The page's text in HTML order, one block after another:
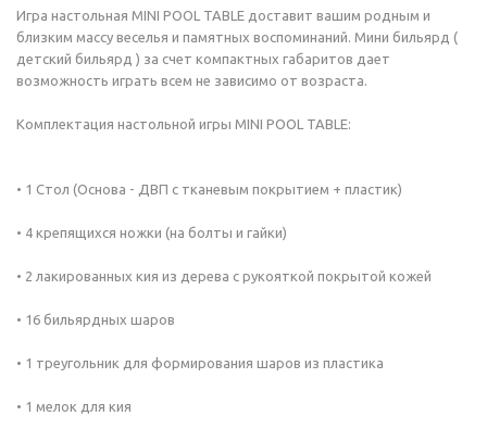
Игра настольная MINI POOL TABLE доставит вашим родным и
близким массу веселья и памятных воспоминаний. Мини бильярд (
детский бильярд ) за счет компактных габаритов дает
возможность играть всем не зависимо от возраста.
Комплектация настольной игры MINI POOL TABLE:
• 1 Стол (Основа - ДВП с тканевым покрытием + пластик)
• 4 крепящихся ножки (на болты и гайки)
• 2 лакированных кия из дерева с рукояткой покрытой кожей
• 16 бильярдных шаров
• 1 треугольник для формирования шаров из пластика
• 1 мелок для кия